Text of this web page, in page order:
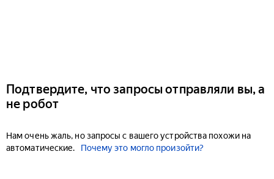
Подтвердите, что запросы отправляли вы, а
не робот
Нам очень жаль, но запросы с вашего устройства похожи на
автоматические.
Почему это могло произойти?